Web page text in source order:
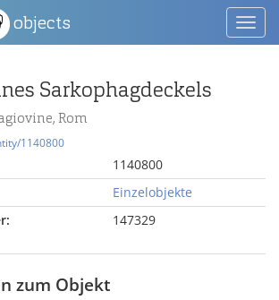
objects
Sarkophagdeckels
Rom
1140800
1140800
Einzelobjekte
147329
zum Objekt